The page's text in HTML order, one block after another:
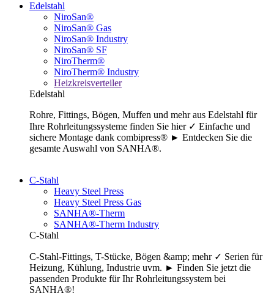
Edelstahl
NiroSan®
NiroSan® Gas
NiroSan® Industry
NiroSan® SF
NiroTherm®
NiroTherm® Industry
Heizkreisverteiler
Edelstahl
Rohre, Fittings, Bögen, Muffen und mehr aus Edelstahl für
Ihre Rohrleitungssysteme finden Sie hier ✓ Einfache und
sichere Montage dank combipress® ► Entdecken Sie die
gesamte Auswahl von SANHA®.
C-Stahl
Heavy Steel Press
Heavy Steel Press Gas
SANHA®-Therm
SANHA®-Therm Industry
C-Stahl
C-Stahl-Fittings, T-Stücke, Bögen &amp; mehr ✓ Serien für
Heizung, Kühlung, Industrie uvm. ► Finden Sie jetzt die
passenden Produkte für Ihr Rohrleitungssystem bei
SANHA®!